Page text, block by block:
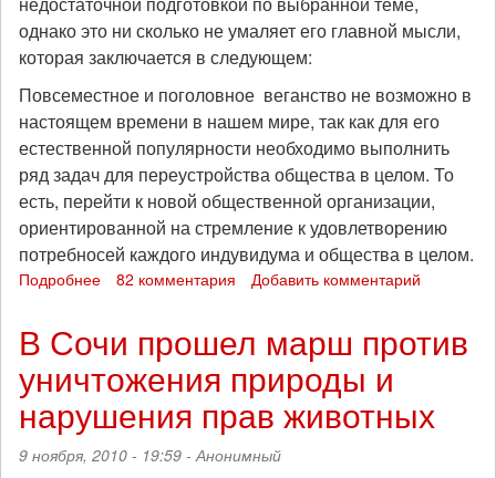
однако это ни сколько не умаляет его главной мысли,
которая заключается в следующем:
Повсеместное и поголовное веганство не возможно в
настоящем времени в нашем мире, так как для его
естественной популярности необходимо выполнить
ряд задач для переустройства общества в целом. То
есть, перейти к новой общественной организации,
ориентированной на стремление к удовлетворению
потребносей каждого индувидума и общества в целом.
Подробнее
который
с
тобой
(Хроники
Робина
82 комментария Добавить комментарий
В Сочи прошел марш против
уничтожения природы и
нарушения прав животных
9 ноября, 2010 - 19:59 -Анонимный